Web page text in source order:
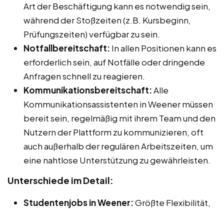
Art der Beschäftigung kann es notwendig sein,
während der Stoßzeiten (z.B. Kursbeginn,
Prüfungszeiten) verfügbar zu sein.
Notfallbereitschaft: In allen Positionen kann es
erforderlich sein, auf Notfälle oder dringende
Anfragen schnell zu reagieren.
Kommunikationsbereitschaft:Alle
Kommunikationsassistenten in Weener müssen
bereit sein, regelmäßig mit ihrem Team und den
Nutzern der Plattform zu kommunizieren, oft
auch außerhalb der regulären Arbeitszeiten, um
eine nahtlose Unterstützung zu gewährleisten.
Unterschiede im Detail:
Studentenjobs in Weener:Größte Flexibilität,